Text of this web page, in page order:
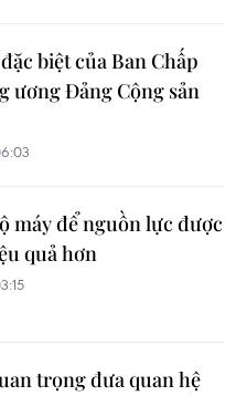
biệt của Ban Chấp
ương Đảng Cộng sản
máy để nguồn lực được
quả hơn
trọng đưa quan hệ